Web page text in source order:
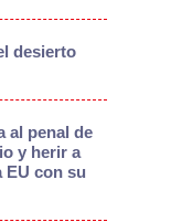
desierto
al penal de
y herir a
EU con su